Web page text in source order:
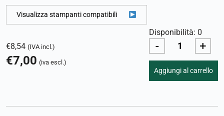
Visualizza stampanti compatibili
€8,54 (IVA incl.)
€7,00 (iva escl.)
Disponibilità: 0
- +
Aggiungi al carrello